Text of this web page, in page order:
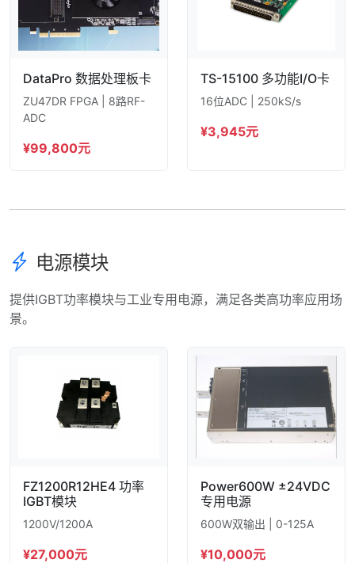
DataPro 数据处理板卡
ZU47DR FPGA | 8路RF-
ADC
¥99,800元
TS-15100 多功能I/O卡
16位ADC | 250kS/s
¥3,945元
电源模块
提供IGBT功率模块与工业专用电源，满足各类高功率应用场
景。
FZ1200R12HE4 功率
IGBT模块
1200V/1200A
¥27,000元
Power600W ±24VDC
专用电源
600W双输出 | 0-125A
¥10,000元